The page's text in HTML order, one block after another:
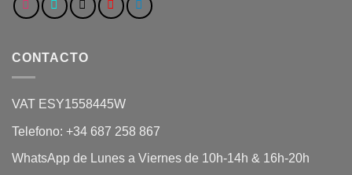
CONTACTO
VAT ESY1558445W
Telefono: +34 687 258 867
WhatsApp de Lunes a Viernes de 10h-14h & 16h-20h